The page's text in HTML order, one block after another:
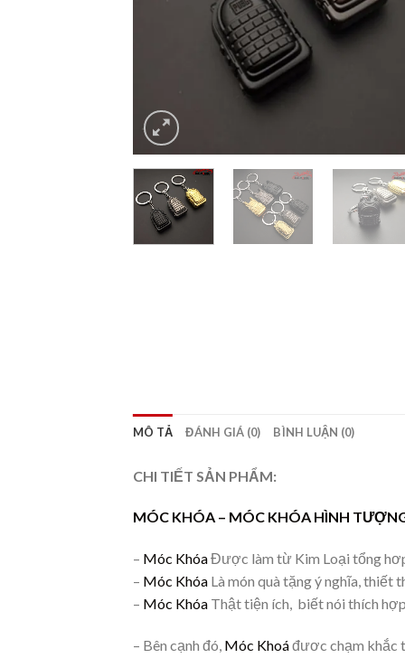
MÔ TẢ ĐÁNH GIÁ (0) BÌNH LUẬN (0)
CHI TIẾT SẢN PHẨM:
MÓC KHÓA – MÓC KHÓA HÌNH
– Móc KhóaĐược làm từ Kim Loại tổng
– Móc Khóa Là món quà tặng ý nghĩa, thiết
– Móc Khóa Thật tiện ích, biết nói thích
– Bên cạnh đó, Móc Khoáđươc chạm khắc